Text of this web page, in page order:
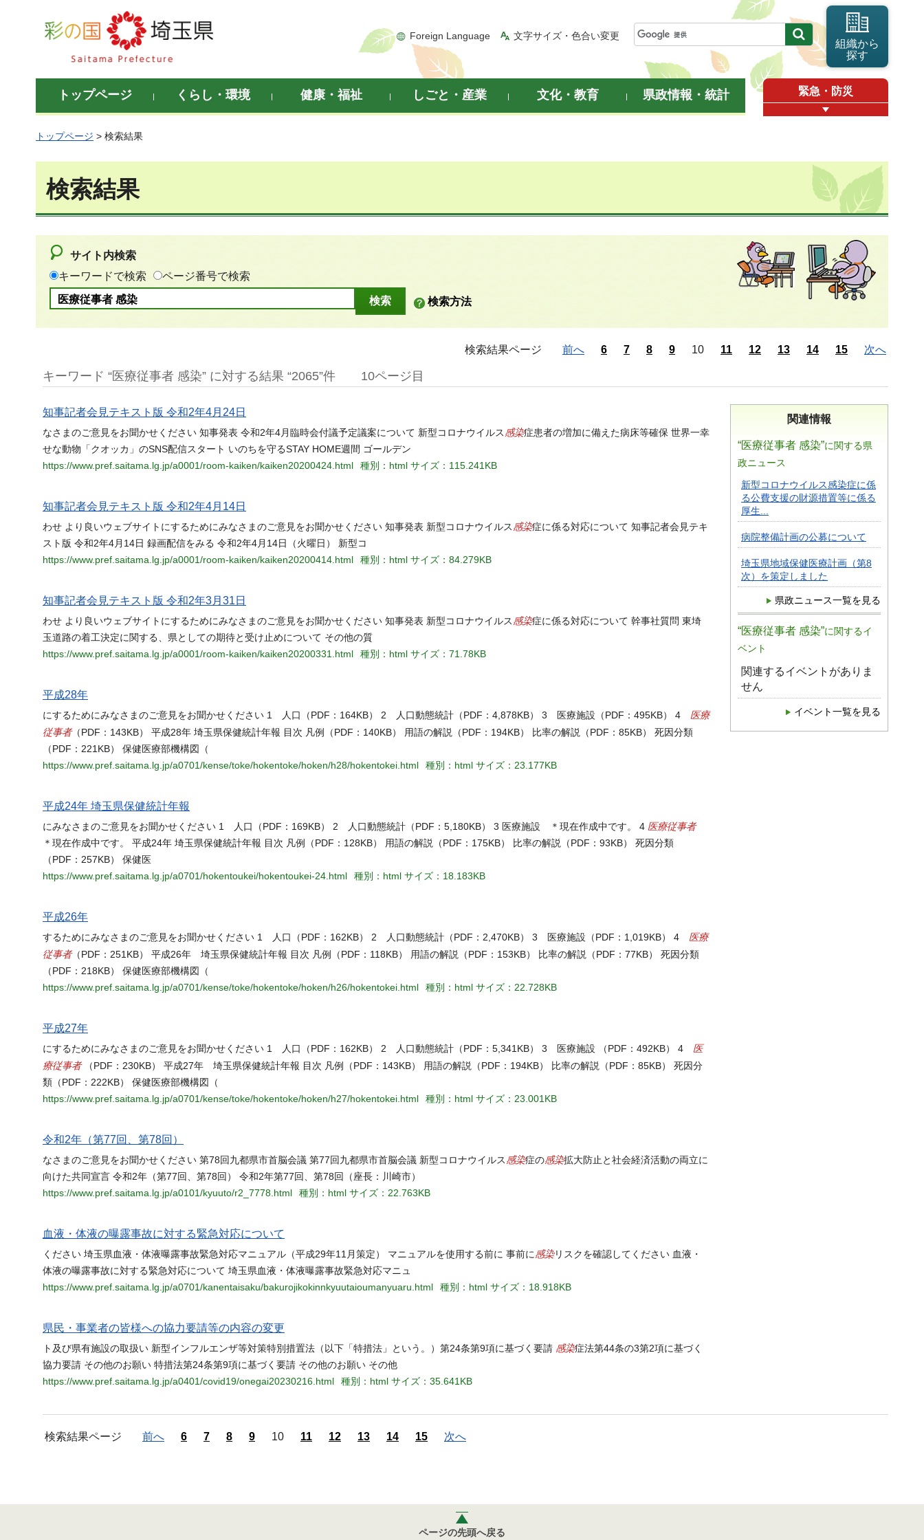
彩の国 埼玉県
Foreign Language 文字サイズ・色合い変更
組織から
探す
トップページ くらし・環境 健康・福祉 しごと・産業 文化・教育 県政情報・統計 緊急・防災
トップページ > 検索結果
検索結果
サイト内検索
キーワードで検索
ページ番号で検索
検索方法
検索結果ページ 前へ 6 7 8 9 10 11 12 13 14 15 次へ
キーワード “医療従事者 感染” に対する結果 “2065”件 10ページ目
関連情報
“医療従事者 感染”に関する県
政ニュース
新型コロナウイルス感染症に係
る公費支援の財源措置等に係る
厚生...
病院整備計画の公募について
埼玉県地域保健医療計画（第8
次）を策定しました
県政ニュース一覧を見る
“医療従事者 感染”に関するイ
ベント
関連するイベントがありま
せん
イベント一覧を見る
知事記者会見テキスト版 令和2年4月24日
なさまのご意見をお聞かせください 知事発表 令和2年4月臨時会付議予定議案について 新型コロナウイルス 感染症患者の増加に備えた病床等確保 世界一幸
せな動物「クオッカ」のSNS配信スタート いのちを守るSTAY HOME週間 ゴールデン
https://www.pref.saitama.lg.jp/a0001/room-kaiken/kaiken20200424.html
種別：html サイズ：115.241KB
知事記者会見テキスト版 令和2年4月14日
わせ より良いウェブサイトにするためにみなさまのご意見をお聞かせください 知事発表 新型コロナウイルス 感染症に係る対応について 知事記者会見テキ
スト版 令和2年4月14日 録画配信をみる 令和2年4月14日（火曜日） 新型コ
https://www.pref.saitama.lg.jp/a0001/room-kaiken/kaiken20200414.html
種別：html サイズ：84.279KB
知事記者会見テキスト版 令和2年3月31日
わせ より良いウェブサイトにするためにみなさまのご意見をお聞かせください 知事発表 新型コロナウイルス 感染症に係る対応について 幹事社質問 東埼
玉道路の着工決定に関する、県としての期待と受け止めについて その他の質
https://www.pref.saitama.lg.jp/a0001/room-kaiken/kaiken20200331.html
種別：html サイズ：71.78KB
平成28年
にするためにみなさまのご意見をお聞かせください 1 人口（PDF：164KB） 2 人口動態統計（PDF：4,878KB） 3 医療施設（PDF：495KB） 4 医療
従事者（PDF：143KB） 平成28年 埼玉県保健統計年報 目次 凡例（PDF：140KB） 用語の解説（PDF：194KB） 比率の解説（PDF：85KB） 死因分類
（PDF：221KB） 保健医療部機構図（
https://www.pref.saitama.lg.jp/a0701/kense/toke/hokentoke/hoken/h28/hokentokei.html
種別：html サイズ：23.177KB
平成24年 埼玉県保健統計年報
にみなさまのご意見をお聞かせください 1 人口（PDF：169KB） 2 人口動態統計（PDF：5,180KB） 3 医療施設 ＊現在作成中です。 4 医療従事者
＊現在作成中です。 平成24年 埼玉県保健統計年報 目次 凡例（PDF：128KB） 用語の解説（PDF：175KB） 比率の解説（PDF：93KB） 死因分類
（PDF：257KB） 保健医
https://www.pref.saitama.lg.jp/a0701/hokentoukei/hokentoukei-24.html
種別：html サイズ：18.183KB
平成26年
するためにみなさまのご意見をお聞かせください 1 人口（PDF：162KB） 2 人口動態統計（PDF：2,470KB） 3 医療施設（PDF：1,019KB） 4 医療
従事者（PDF：251KB） 平成26年 埼玉県保健統計年報 目次 凡例（PDF：118KB） 用語の解説（PDF：153KB） 比率の解説（PDF：77KB） 死因分類
（PDF：218KB） 保健医療部機構図（
https://www.pref.saitama.lg.jp/a0701/kense/toke/hokentoke/hoken/h26/hokentokei.html
種別：html サイズ：22.728KB
平成27年
にするためにみなさまのご意見をお聞かせください 1 人口（PDF：162KB） 2 人口動態統計（PDF：5,341KB） 3 医療施設 （PDF：492KB） 4 医
療従事者（PDF：230KB） 平成27年 埼玉県保健統計年報 目次 凡例（PDF：143KB） 用語の解説（PDF：194KB） 比率の解説（PDF：85KB） 死因分
類（PDF：222KB） 保健医療部機構図（
https://www.pref.saitama.lg.jp/a0701/kense/toke/hokentoke/hoken/h27/hokentokei.html
種別：html サイズ：23.001KB
令和2年（第77回、第78回）
なさまのご意見をお聞かせください 第78回九都県市首脳会議 第77回九都県市首脳会議 新型コロナウイルス 感染症の感染拡大防止と社会経済活動の両立に
向けた共同宣言 令和2年（第77回、第78回） 令和2年第77回、第78回（座長：川崎市）
https://www.pref.saitama.lg.jp/a0101/kyuuto/r2_7778.html
種別：html サイズ：22.763KB
血液・体液の曝露事故に対する緊急対応について
ください 埼玉県血液・体液曝露事故緊急対応マニュアル（平成29年11月策定） マニュアルを使用する前に 事前に感染リスクを確認してください 血液・
体液の曝露事故に対する緊急対応について 埼玉県血液・体液曝露事故緊急対応マニュ
https://www.pref.saitama.lg.jp/a0701/kanentaisaku/bakurojikokinnkyuutaioumanyuaru.html
種別：html サイズ：18.918KB
県民・事業者の皆様への協力要請等の内容の変更
ト及び県有施設の取扱い 新型インフルエンザ等対策特別措置法（以下「特措法」という。）第24条第9項に基づく要請 感染症法第44条の3第2項に基づく
協力要請 その他のお願い 特措法第24条第9項に基づく要請 その他のお願い その他
https://www.pref.saitama.lg.jp/a0401/covid19/onegai20230216.html
種別：html サイズ：35.641KB
検索結果ページ 前へ 6 7 8 9 10 11 12 13 14 15 次へ
ページの先頭へ戻る